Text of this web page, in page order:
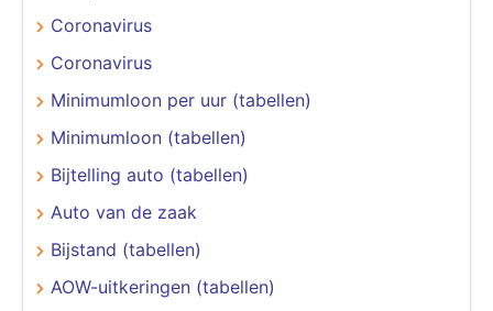
Coronavirus
Coronavirus
Minimumloon per uur (tabellen)
Minimumloon (tabellen)
Bijtelling auto (tabellen)
Auto van de zaak
Bijstand (tabellen)
AOW-uitkeringen (tabellen)